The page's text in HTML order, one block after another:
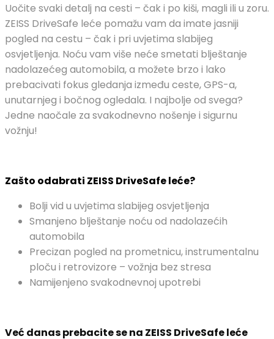
Uočite svaki detalj na cesti – čak i po kiši, magli ili u zoru.
ZEISS DriveSafe leće pomažu vam da imate jasniji
pogled na cestu – čak i pri uvjetima slabijeg
osvjetljenja. Noću vam više neće smetati blještanje
nadolazećeg automobila, a možete brzo i lako
prebacivati fokus gledanja između ceste, GPS-a,
unutarnjeg i bočnog ogledala. I najbolje od svega?
Jedne naočale za svakodnevno nošenje i sigurnu
vožnju!
Zašto odabrati ZEISS DriveSafe leće?
Bolji vid u uvjetima slabijeg osvjetljenja
Smanjeno blještanje noću od nadolazećih
automobila
Precizan pogled na prometnicu, instrumentalnu
ploču i retrovizore – vožnja bez stresa
Namijenjeno svakodnevnoj upotrebi
Već danas prebacite se na ZEISS DriveSafe leće